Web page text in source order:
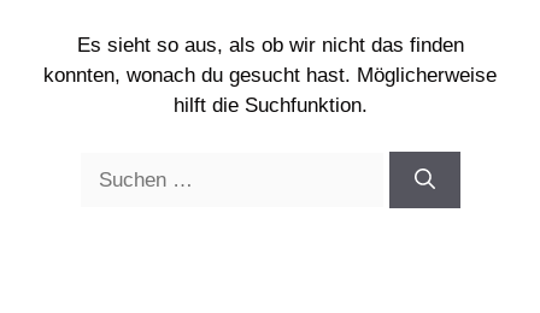
Es sieht so aus, als ob wir nicht das finden
konnten, wonach du gesucht hast. Möglicherweise
hilft die Suchfunktion.